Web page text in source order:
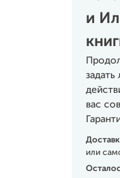
и
вас
или